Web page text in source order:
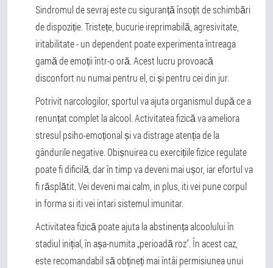
Sindromul de sevraj este cu siguranță însoțit de schimbări
de dispoziție. Tristețe, bucurie ireprimabilă, agresivitate,
iritabilitate - un dependent poate experimenta întreaga
gamă de emoții într-o oră. Acest lucru provoacă
disconfort nu numai pentru el, ci și pentru cei din jur.
Potrivit narcologilor, sportul va ajuta organismul după ce a
renunțat complet la alcool. Activitatea fizică va ameliora
stresul psiho-emoțional și va distrage atenția de la
gândurile negative. Obișnuirea cu exercițiile fizice regulate
poate fi dificilă, dar în timp va deveni mai ușor, iar efortul va
fi răsplătit. Vei deveni mai calm, in plus, iti vei pune corpul
in forma si iti vei intari sistemul imunitar.
Activitatea fizică poate ajuta la abstinența alcoolului în
stadiul inițial, în așa-numita „perioadă roz". În acest caz,
este recomandabil să obțineți mai întâi permisiunea unui